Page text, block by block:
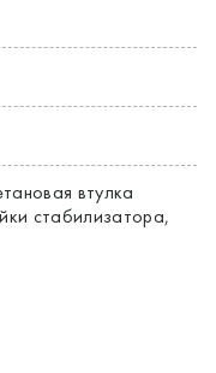
втулка
стабилизатора,